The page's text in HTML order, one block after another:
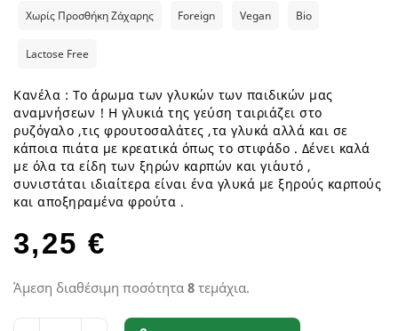
Χωρίς Προσθήκη Ζάχαρης Foreign Vegan Bio
Lactose Free
Kανέλα : Το άρωμα των γλυκών των παιδικών μας
αναμνήσεων ! Η γλυκιά της γεύση ταιριάζει στο
ρυζόγαλο ,τις φρουτοσαλάτες ,τα γλυκά αλλά και σε
κάποια πιάτα με κρεατικά όπως το στιφάδο . Δένει καλά
με όλα τα είδη των ξηρών καρπών και γι΄αυτό ,
συνιστάται ιδιαίτερα είναι ένα γλυκά με ξηρούς καρπούς
και αποξηραμένα φρούτα .
3,25 €
Άμεση διαθέσιμη ποσότητα 8 τεμάχια.